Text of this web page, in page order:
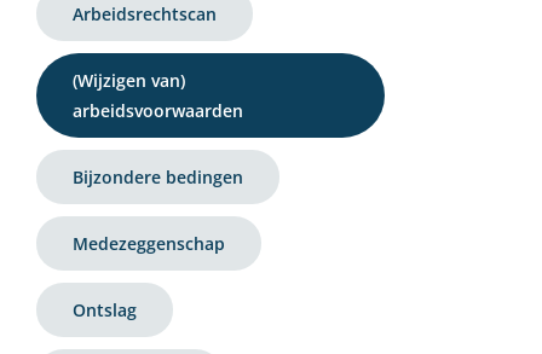
Arbeidsrechtscan
(Wijzigen van)
arbeidsvoorwaarden
Bijzondere bedingen
Medezeggenschap
Ontslag